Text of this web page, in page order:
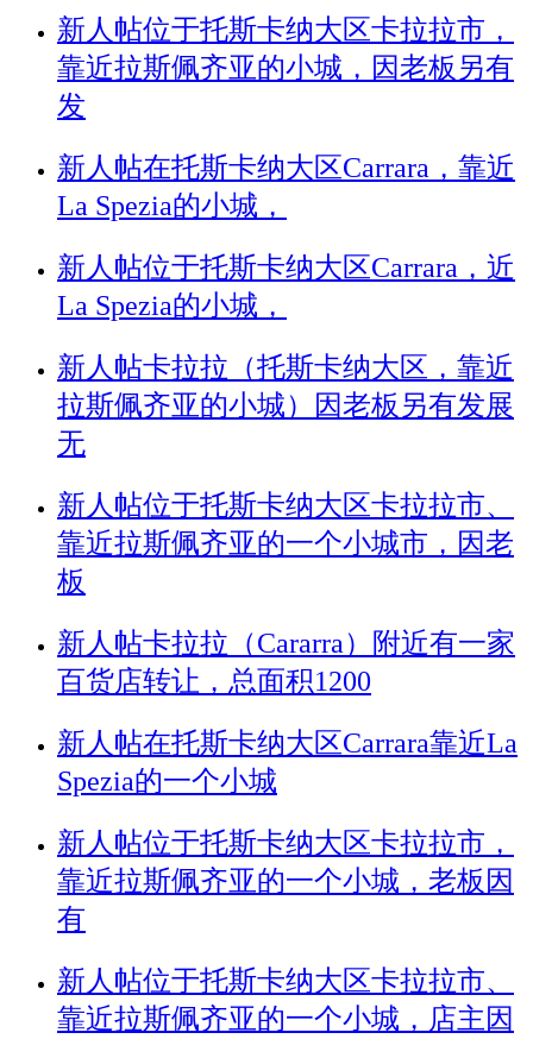
新人帖位于托斯卡纳大区卡拉拉市，
靠近拉斯佩齐亚的小城，因老板另有
发
新人帖在托斯卡纳大区Carrara，靠近
La Spezia的小城，
新人帖位于托斯卡纳大区Carrara，近
La Spezia的小城，
新人帖卡拉拉（托斯卡纳大区，靠近
拉斯佩齐亚的小城）因老板另有发展
无
新人帖位于托斯卡纳大区卡拉拉市、
靠近拉斯佩齐亚的一个小城市，因老
板
新人帖卡拉拉（Cararra）附近有一家
百货店转让，总面积1200
新人帖在托斯卡纳大区Carrara靠近La
Spezia的一个小城
新人帖位于托斯卡纳大区卡拉拉市，
靠近拉斯佩齐亚的一个小城，老板因
有
新人帖位于托斯卡纳大区卡拉拉市、
靠近拉斯佩齐亚的一个小城，店主因